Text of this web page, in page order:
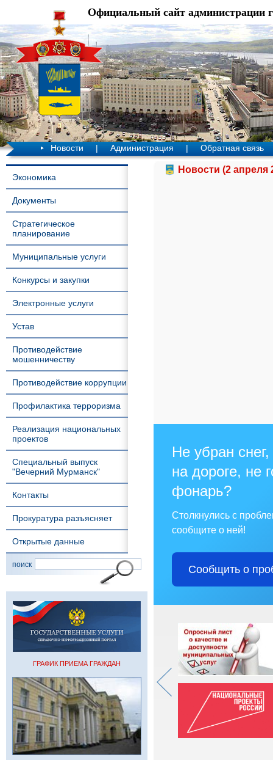
Официальный сайт администрации
Новости | Администрация | Обратная связь
Экономика
Документы
Стратегическое
планирование
Муниципальные услуги
Конкурсы и закупки
Электронные услуги
Устав
Противодействие
мошенничеству
Противодействие коррупции
Профилактика терроризма
Реализация национальных
проектов
Специальный выпуск
"Вечерний Мурманск"
Контакты
Прокуратура разъясняет
Открытые данные
поиск
ГРАФИК ПРИЕМА ГРАЖДАН
Новости (2 апреля
Не убран
на дороге, не
фонарь?
Столкнулись с
сообщите о ней!
Сообщить о